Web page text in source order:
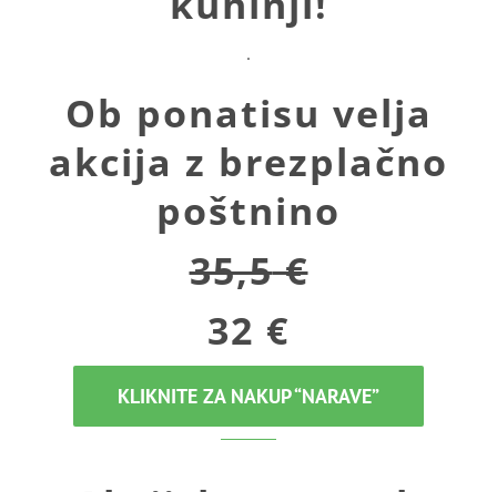
.
Ob ponatisu velja
akcija z brezplačno
poštnino
35,5€
32 €
KLIKNITE ZA NAKUP “NARAVE”